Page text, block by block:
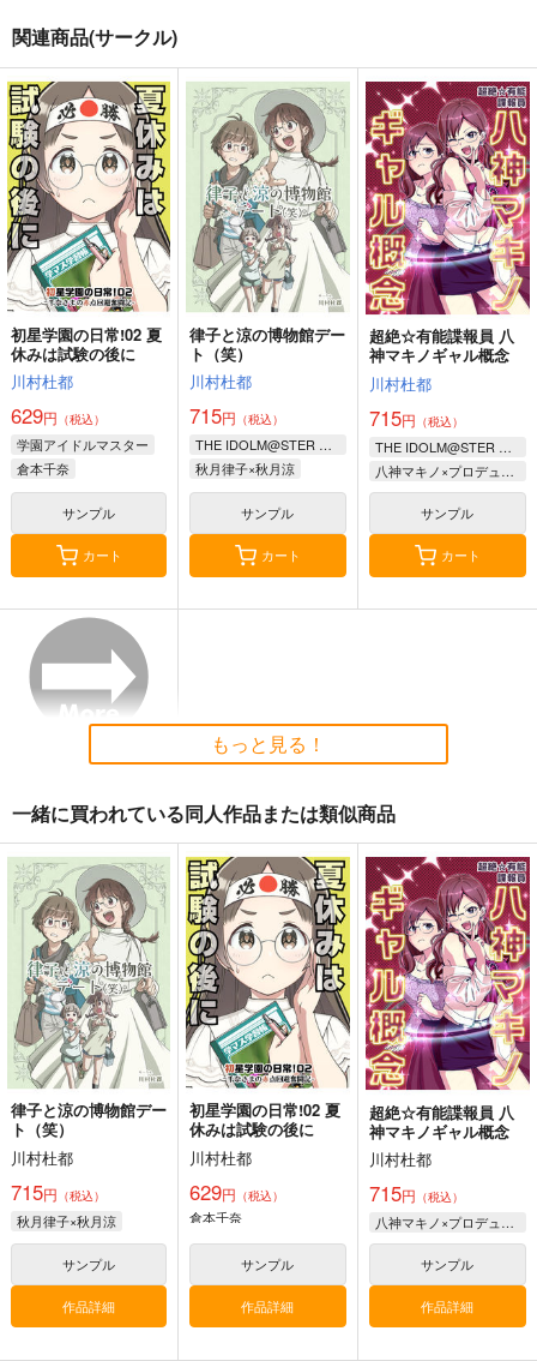
再販希望
ドンキホーテの休日
ニュートン工房
専売 550円（税込）
THE IDOLM@STER CINDERELLA GIRLS
氏家むつみ
イヴ・サンタクロース
井村雪菜
サンプル
カート
アイマスどうでしょう
【総集編5】
桃京武戯夜
1,100円（税込）
THE IDOLM@STER CINDERELLA GIRLS
佐藤心
安部菜々
サンプル
カート
関連商品(サークル)
初星学園の日常!02 夏
休みは試験の後に
川村杜都
629円 （税込）
学園アイドルマスター
倉本千奈
サンプル
カート
律子と涼の博物館デー
ト（笑）
川村杜都
715円 （税込）
THE IDOLM@STER MILLION LIVE!
秋月律子×秋月涼
サンプル
カート
超絶☆有能諜報員 八
神マキノギャル概念
川村杜都
715円 （税込）
THE IDOLM@STER CINDERELLA GIRLS
八神マキノ×プロデューサー
サンプル
カート
もっと見る！
一緒に買われている同人作品または類似商品
律子と涼の博物館デー
ト（笑）
川村杜都
715円 （税込）
秋月律子×秋月涼
サンプル
作品詳細
初星学園の日常!02 夏
休みは試験の後に
川村杜都
629円 （税込）
倉本千奈
サンプル
作品詳細
超絶☆有能諜報員 八
神マキノギャル概念
川村杜都
715円 （税込）
八神マキノ×プロデューサー
サンプル
作品詳細